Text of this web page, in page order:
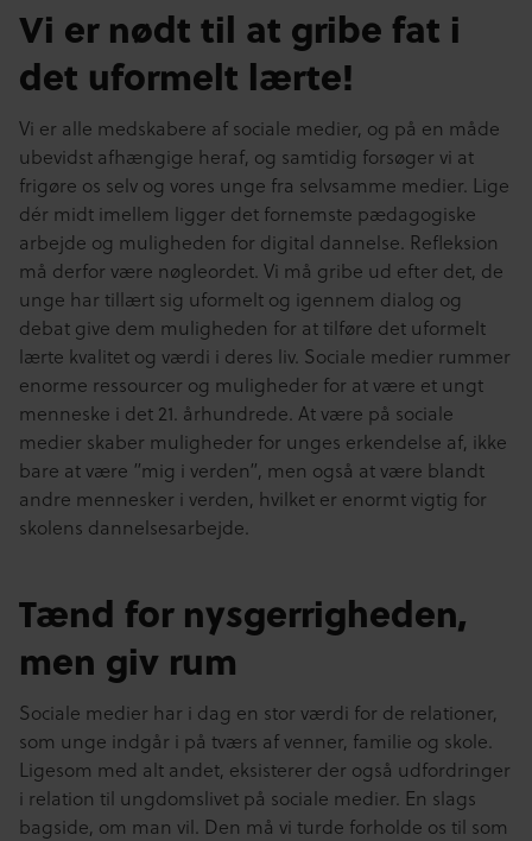
Vi er nødt til at gribe fat i
det uformelt lærte!
Vi er alle medskabere af sociale medier, og på en måde
ubevidst afhængige heraf, og samtidig forsøger vi at
frigøre os selv og vores unge fra selvsamme medier. Lige
dér midt imellem ligger det fornemste pædagogiske
arbejde og muligheden for digital dannelse. Refleksion
må derfor være nøgleordet. Vi må gribe ud efter det, de
unge har tillært sig uformelt og igennem dialog og
debat give dem muligheden for at tilføre det uformelt
lærte kvalitet og værdi i deres liv. Sociale medier rummer
enorme ressourcer og muligheder for at være et ungt
menneske i det 21. århundrede. At være på sociale
medier skaber muligheder for unges erkendelse af, ikke
bare at være ”mig i verden”, men også at være blandt
andre mennesker i verden, hvilket er enormt vigtig for
skolens dannelsesarbejde.
Tænd for nysgerrigheden,
men giv rum
Sociale medier har i dag en stor værdi for de relationer,
som unge indgår i på tværs af venner, familie og skole.
Ligesom med alt andet, eksisterer der også udfordringer
i relation til ungdomslivet på sociale medier. En slags
bagside, om man vil. Den må vi turde forholde os til som